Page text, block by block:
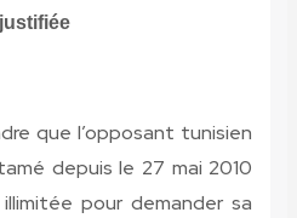
que l’opposant tunisien
depuis le 27 mai 2010
pour demander sa